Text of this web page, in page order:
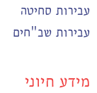
עבירות סחיטה
עבירות שב"חים
מידע חיוני